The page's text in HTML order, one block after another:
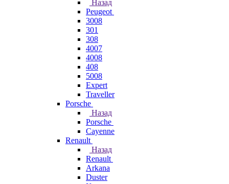
Назад
Peugeot
3008
301
308
4007
4008
408
5008
Expert
Traveller
Porsche
Назад
Porsche
Cayenne
Renault
Назад
Renault
Arkana
Duster